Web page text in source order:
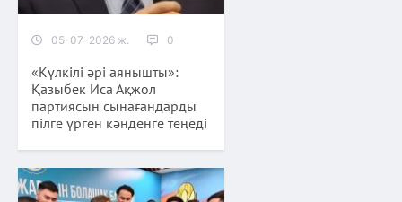
05-07-2026 ж. 0
«Күлкілі әрі аянышты»:
Қазыбек Иса Ақжол
партиясын сынағандарды
пілге үрген кәнденге теңеді